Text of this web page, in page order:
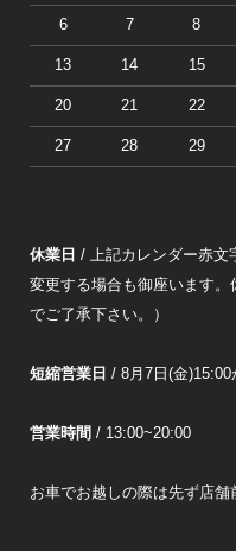
6 7 8
13 14 15
20 21 22
27 28 29
休業日 / 上記カレンダー赤文
変更する場合も御座います
でご了承下さい。）
短縮営業日 / 8月7日(金)15:00
営業時間 / 13:00~20:00
お車でお越しの際は先ず店舗